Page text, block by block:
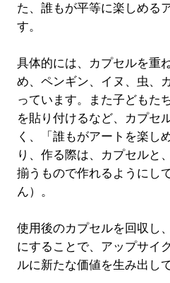
た、誰もが平等に楽しめる
す。
具体的には、カプセルを重
め、ペンギン、イヌ、虫、
っています。また子どもた
を貼り付けるなど、カプセ
く、「誰もがアートを楽し
り、作る際は、カプセルと
揃うもので作れるようにし
ん）。
使用後のカプセルを回収し
にすることで、アップサイ
ルに新たな価値を生み出し